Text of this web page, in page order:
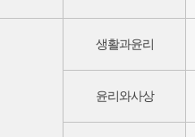
생활과윤리
윤리와사상